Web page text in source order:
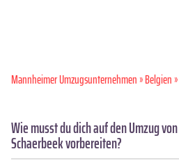
Mannheimer Umzugsunternehmen»Belgien
Wie musst du dich auf den Umzug
Schaerbeek vorbereiten?